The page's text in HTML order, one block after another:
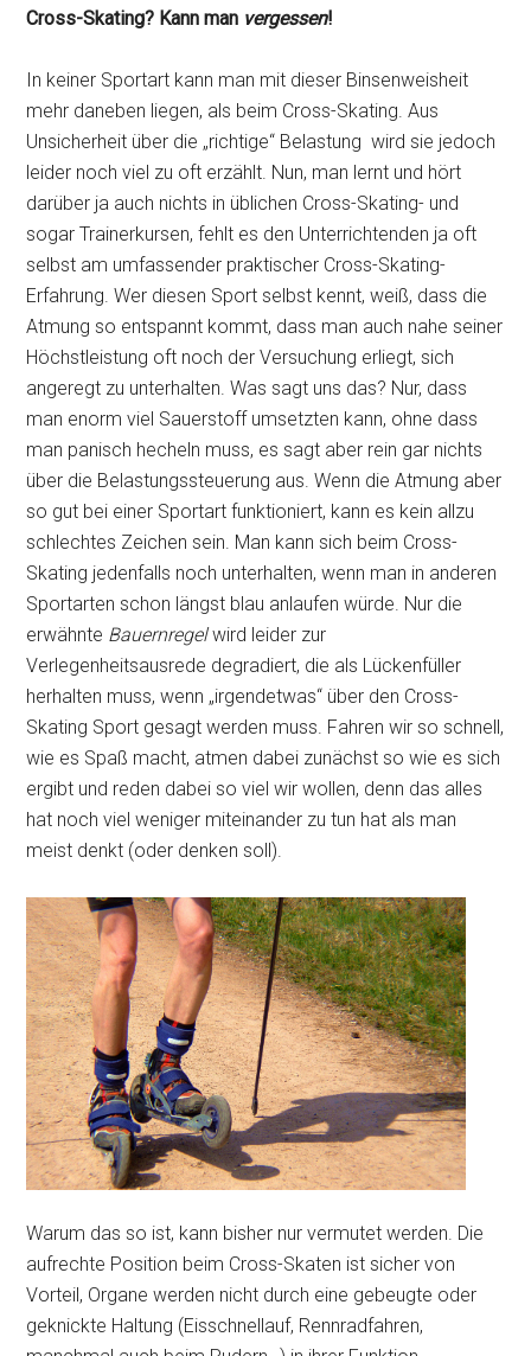
Cross-Skating? Kann man vergessen!
In keiner Sportart kann man mit dieser Binsenweisheit
mehr daneben liegen, als beim Cross-Skating. Aus
Unsicherheit über die „richtige“ Belastung wird sie jedoch
leider noch viel zu oft erzählt. Nun, man lernt und hört
darüber ja auch nichts in üblichen Cross-Skating- und
sogar Trainerkursen, fehlt es den Unterrichtenden ja oft
selbst am umfassender praktischer Cross-Skating-
Erfahrung. Wer diesen Sport selbst kennt, weiß, dass die
Atmung so entspannt kommt, dass man auch nahe seiner
Höchstleistung oft noch der Versuchung erliegt, sich
angeregt zu unterhalten. Was sagt uns das? Nur, dass
man enorm viel Sauerstoff umsetzten kann, ohne dass
man panisch hecheln muss, es sagt aber rein gar nichts
über die Belastungssteuerung aus. Wenn die Atmung aber
so gut bei einer Sportart funktioniert, kann es kein allzu
schlechtes Zeichen sein. Man kann sich beim Cross-
Skating jedenfalls noch unterhalten, wenn man in anderen
Sportarten schon längst blau anlaufen würde. Nur die
erwähnte Bauernregelwird leider zur
Verlegenheitsausrede degradiert, die als Lückenfüller
herhalten muss, wenn „irgendetwas“ über den Cross-
Skating Sport gesagt werden muss. Fahren wir so schnell,
wie es Spaß macht, atmen dabei zunächst so wie es sich
ergibt und reden dabei so viel wir wollen, denn das alles
hat noch viel weniger miteinander zu tun hat als man
meist denkt (oder denken soll).
Warum das so ist, kann bisher nur vermutet werden. Die
aufrechte Position beim Cross-Skaten ist sicher von
Vorteil, Organe werden nicht durch eine gebeugte oder
geknickte Haltung (Eisschnellauf, Rennradfahren,